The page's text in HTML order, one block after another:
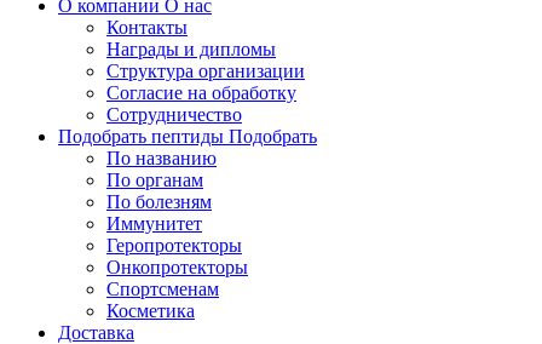
О компании О нас
Контакты
Награды и дипломы
Структура организации
Согласие на обработку
Сотрудничество
Подобрать пептиды Подобрать
По названию
По органам
По болезням
Иммунитет
Геропротекторы
Онкопротекторы
Спортсменам
Косметика
Доставка